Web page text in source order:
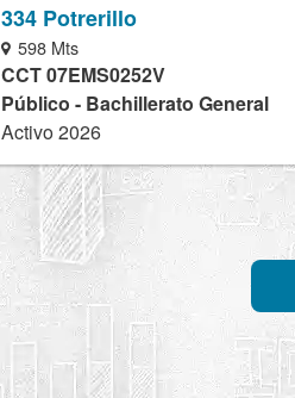
334 Potrerillo
598 Mts
CCT 07EMS0252V
Público - Bachillerato General
Activo 2026